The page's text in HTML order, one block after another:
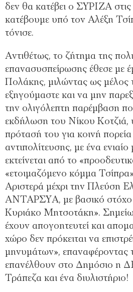
δεν θα κατέβει ο ΣΥΡΙΖΑ
κατέβουμε υπό τον Αλέξη
τόνισε.
Αντιθέτως, το ζήτημα της
επανασυσπείρωσης έθεσε με
Πολάκης, μιλώντας ως μέλος
εξηγούμαστε και να μην
την ολιγόλεπτη παρέμβαση
εκδήλωση του Νίκου Κοτζιά,
πρότασή του για κοινή πορεία
αντιπολίτευσης, με ένα
εκτείνεται από το
«ετοιμαζόμενο κόμμα
Αριστερά μέχρι την Πλεύση
ΑΝΤΑΡΣΥΑ, με βασικό στόχο
Κυριάκο Μητσοτάκη».
έχουν απογοητευτεί και
χώρο δεν πρόκειται να
μηνυμάτων», επαναφέροντας
επανέλθουν στο Δημόσιο η
Τράπεζα και ένα διυλιστήριο!